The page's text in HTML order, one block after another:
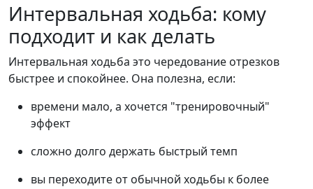
Интервальная ходьба: кому
подходит и как делать
Интервальная ходьба это чередование отрезков
быстрее и спокойнее. Она полезна, если:
времени мало, а хочется "тренировочный"
эффект
сложно долго держать быстрый темп
вы переходите от обычной ходьбы к более